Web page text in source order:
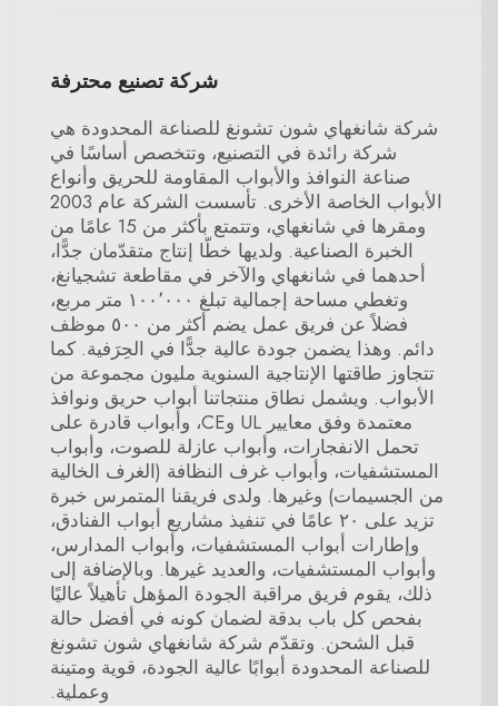
شركة تصنيع محترفة
شركة شانغهاي شون تشونغ للصناعة المحدودة هي
شركة رائدة في التصنيع، وتتخصص أساسًا في
صناعة النوافذ والأبواب المقاومة للحريق وأنواع
الأبواب الخاصة الأخرى. تأسست الشركة عام 2003
ومقرها في شانغهاي، وتتمتع بأكثر من 15 عامًا من
الخبرة الصناعية. ولديها خطّا إنتاج متقدّمان جدًّا،
أحدهما في شانغهاي والآخر في مقاطعة تشجيانغ،
وتغطي مساحة إجمالية تبلغ ١٠٠٬٠٠٠ متر مربع،
فضلاً عن فريق عمل يضم أكثر من ٥٠٠ موظف
دائم. وهذا يضمن جودة عالية جدًّا في الحِرَفية. كما
تتجاوز طاقتها الإنتاجية السنوية مليون مجموعة من
الأبواب. ويشمل نطاق منتجاتنا أبواب حريق ونوافذ
معتمدة وفق معايير UL وCE، وأبواب قادرة على
تحمل الانفجارات، وأبواب عازلة للصوت، وأبواب
المستشفيات، وأبواب غرف النظافة (الغرف الخالية
من الجسيمات) وغيرها. ولدى فريقنا المتمرس خبرة
تزيد على ٢٠ عامًا في تنفيذ مشاريع أبواب الفنادق،
وإطارات أبواب المستشفيات، وأبواب المدارس،
وأبواب المستشفيات، والعديد غيرها. وبالإضافة إلى
ذلك، يقوم فريق مراقبة الجودة المؤهل تأهيلاً عاليًا
بفحص كل باب بدقة لضمان كونه في أفضل حالة
قبل الشحن. وتقدّم شركة شانغهاي شون تشونغ
للصناعة المحدودة أبوابًا عالية الجودة، قوية ومتينة
وعملية.